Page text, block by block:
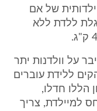
של אם
ללדת ללא
על וולדנות יתר
ללידת עוברים
הללו חדלו,
למיילדת, צריך